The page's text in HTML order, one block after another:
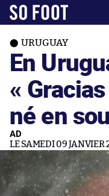
URUGUAY
En
«
né en
AD
LE SAMEDI 09 JANVIER